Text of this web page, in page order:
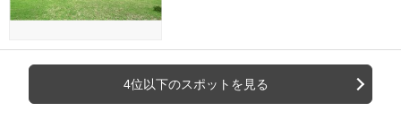
4位以下のスポットを見る